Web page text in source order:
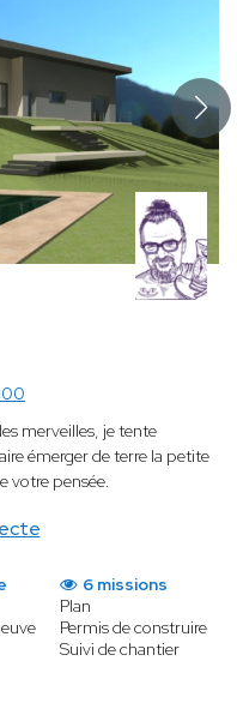
merveilles, je tente
émerger de terre la petite
votre pensée.
6 missions
Plan
Permis de construire
Suivi de chantier